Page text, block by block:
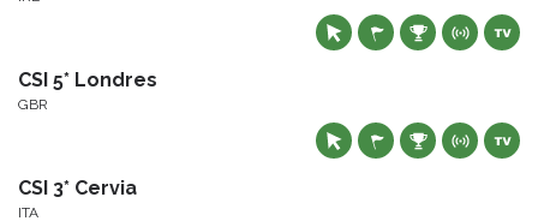
CSI 5* Londres
GBR
CSI 3* Cervia
ITA